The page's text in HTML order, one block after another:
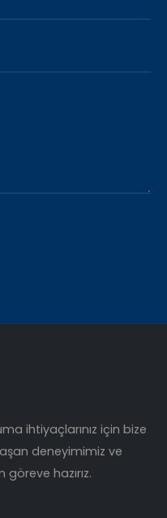
ihtiyaçlarınız için bize
aşan deneyimimiz ve
hazırız.